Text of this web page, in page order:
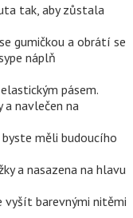
tak, aby zůstala
gumičkou a obrátí se
náplň
pásem.
a navlečen na
měli budoucího
a nasazena na hlavu
vyšít barevnými nitěmi